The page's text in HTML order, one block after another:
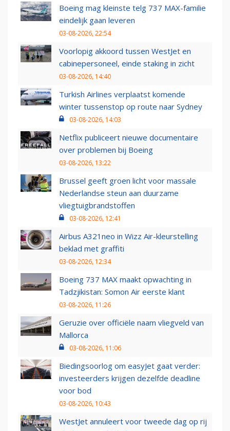
Boeing mag kleinste telg 737 MAX-familie
eindelijk gaan leveren
03-08-2026, 22:54
Voorlopig akkoord tussen WestJet en
cabinepersoneel, einde staking in zicht
03-08-2026, 14:40
Turkish Airlines verplaatst komende
winter tussenstop op route naar Sydney
03-08-2026, 14:03
Netflix publiceert nieuwe documentaire
over problemen bij Boeing
03-08-2026, 13:22
Brussel geeft groen licht voor massale
Nederlandse steun aan duurzame
vliegtuigbrandstoffen
03-08-2026, 12:41
Airbus A321neo in Wizz Air-kleurstelling
beklad met graffiti
03-08-2026, 12:34
Boeing 737 MAX maakt opwachting in
Tadzjikistan: Somon Air eerste klant
03-08-2026, 11:26
Geruzie over officiële naam vliegveld van
Mallorca
03-08-2026, 11:06
Biedingsoorlog om easyJet gaat verder:
investeerders krijgen dezelfde deadline
voor bod
03-08-2026, 10:43
WestJet annuleert voor tweede dag op rij